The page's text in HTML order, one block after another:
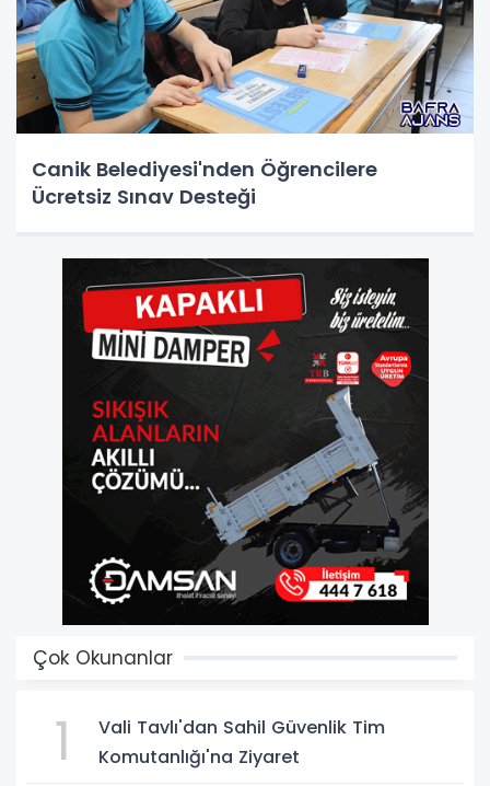
Canik Belediyesi'nden Öğrencilere
Ücretsiz Sınav Desteği
Çok Okunanlar
1
Vali Tavlı'dan Sahil Güvenlik Tim
Komutanlığı'na Ziyaret